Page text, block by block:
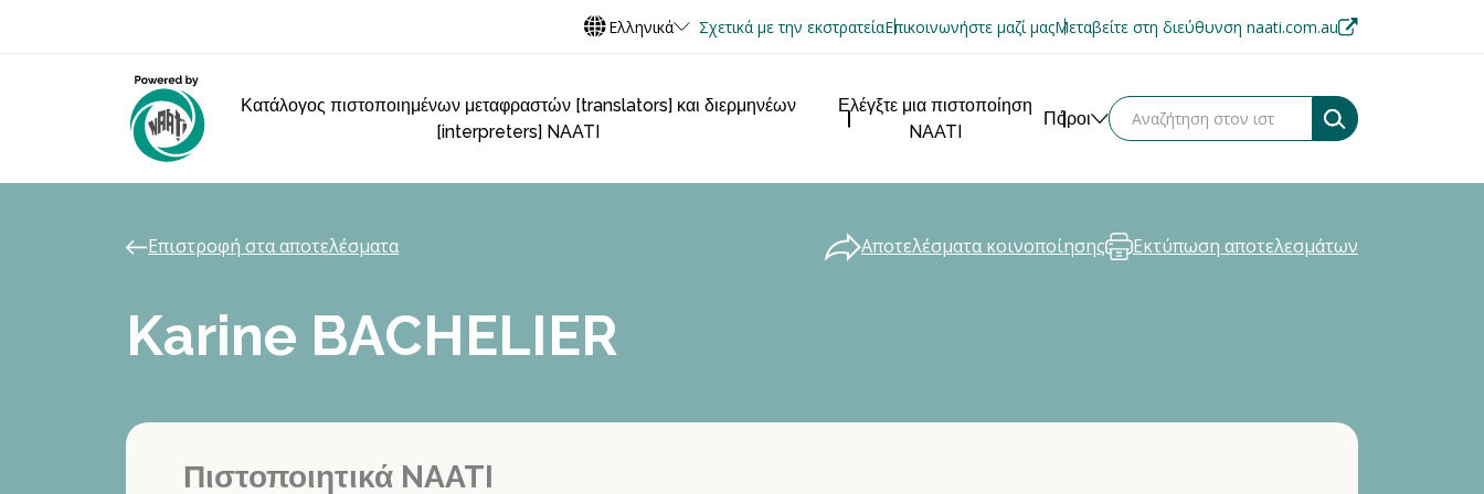
Ελληνικά Σχετικά με την εκστρατείαΕπικοινωνήστε μαζί μαςΜεταβείτε στη διεύθυνση naati.com.au
Κατάλογος πιστοποιημένων μεταφραστών [translators] και διερμηνέων
[interpreters] NAATI
Ελέγξτε μια πιστοποίηση
NAATI
Πόροι
Επιστροφή στα αποτελέσματα Αποτελέσματα κοινοποίησης Εκτύπωση αποτελεσμάτων
Karine BACHELIER
Πιστοποιητικά NAATI